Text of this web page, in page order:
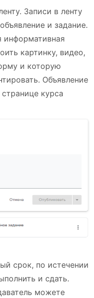
Записи в ленту
и задание.
информативная
картинку, видео,
и которую
Объявление
курса
срок, по истечении
и сдать.
можете